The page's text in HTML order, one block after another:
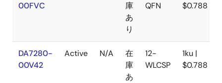
00FVC
庫
あ
り
QFN
$0.788
DA7280-
00V42
Active N/A
在
庫
あ
12-
WLCSP
1ku |
$0.788